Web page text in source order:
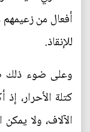
أفعال من
للإنقاذ.
وعلى ضوء ذلك
كتلة الأحرار،
الآلاف، ولا